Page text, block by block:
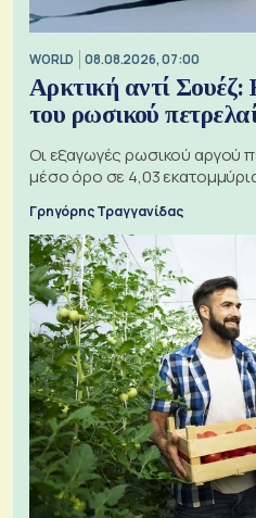
WORLD 08.08.2026, 07:00
Αρκτική αντί Σουέζ:
του ρωσικού
Οι εξαγωγές ρωσικού αργού
μέσο όρο σε 4,03
Γρηγόρης Τραγγανίδας